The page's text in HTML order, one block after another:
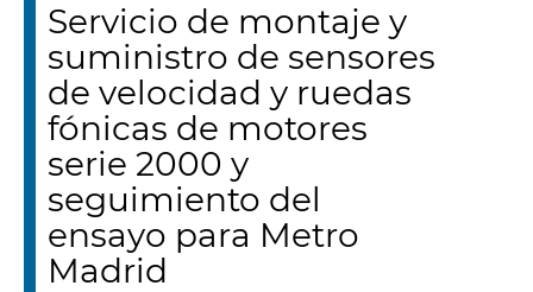
Servicio de montaje y
suministro de sensores
de velocidad y ruedas
fónicas de motores
serie 2000 y
seguimiento del
ensayo para Metro
Madrid